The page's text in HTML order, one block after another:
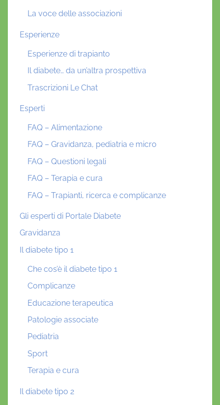
La voce delle associazioni
Esperienze
Esperienze di trapianto
Il diabete… da un’altra prospettiva
Trascrizioni Le Chat
Esperti
FAQ – Alimentazione
FAQ – Gravidanza, pediatria e micro
FAQ – Questioni legali
FAQ – Terapia e cura
FAQ – Trapianti, ricerca e complicanze
Gli esperti di Portale Diabete
Gravidanza
Il diabete tipo 1
Che cos’è il diabete tipo 1
Complicanze
Educazione terapeutica
Patologie associate
Pediatria
Sport
Terapia e cura
Il diabete tipo 2